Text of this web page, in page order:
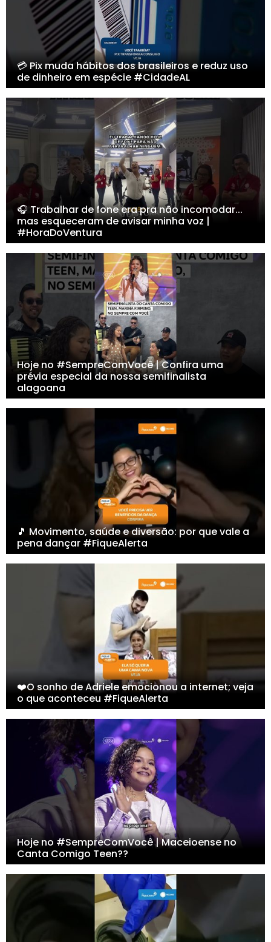
💳 Pix muda hábitos dos brasileiros e reduz uso
de dinheiro em espécie #CidadeAL
🎧 Trabalhar de fone era pra não incomodar...
mas esqueceram de avisar minha voz |
#HoraDoVentura
Hoje no #SempreComVocê | Confira uma
prévia especial da nossa semifinalista
alagoana
🎵 Movimento, saúde e diversão: por que vale a
pena dançar #FiqueAlerta
❤️O sonho de Adriele emocionou a internet; veja
o que aconteceu #FiqueAlerta
Hoje no #SempreComVocê | Maceioense no
Canta Comigo Teen??